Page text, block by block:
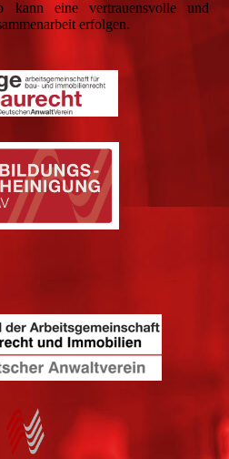
kann eine vertrauensvolle und
erfolgen.